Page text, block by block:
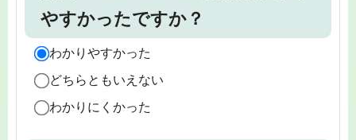
やすかったですか？
わかりやすかった
どちらともいえない
わかりにくかった